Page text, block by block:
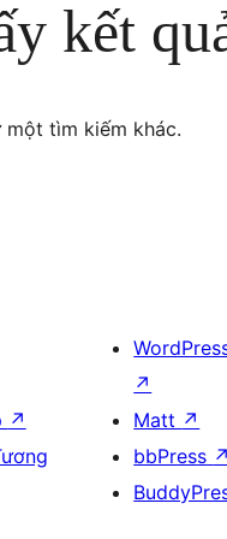
kết
tìm kiếm khác.
↗
↗
Matt ↗
bbPress ↗